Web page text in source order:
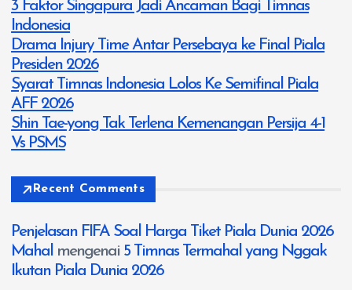
3 Faktor Singapura Jadi Ancaman Bagi Timnas
Indonesia
Drama Injury Time Antar Persebaya ke Final Piala
Presiden 2026
Syarat Timnas Indonesia Lolos Ke Semifinal Piala
AFF 2026
Shin Tae-yong Tak Terlena Kemenangan Persija 4-1
Vs PSMS
Recent Comments
Penjelasan FIFA Soal Harga Tiket Piala Dunia 2026
Mahal mengenai 5 Timnas Termahal yang Nggak
Ikutan Piala Dunia 2026